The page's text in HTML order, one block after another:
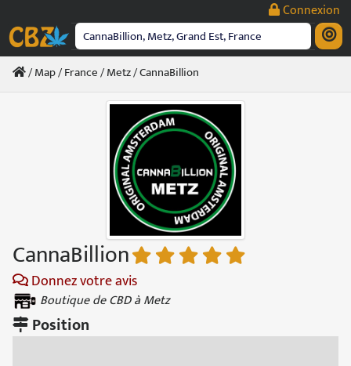
contenu
Connexion
/Map/France/Metz/ CannaBillion
CannaBillion
Donnez votre avis
Boutique de CBD à Metz
Position